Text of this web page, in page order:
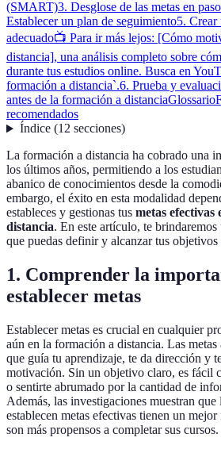
(SMART)3. Desglose de las metas en
Establecer un plan de seguimiento5. Crear
adecuado📺 Para ir más lejos: [Cómo
distancia], una análisis completo sobre
durante tus estudios online. Busca en
formación a distancia`.6. Prueba y
antes de la formación a distanciaGlossario
recomendados
Índice(12 secciones)
La formación a distancia ha cobrado una
los últimos años, permitiendo a los
abanico de conocimientos desde la
embargo, el éxito en esta modalidad
estableces y gestionas tus metas efectivas
distancia. En este artículo, te
que puedas definir y alcanzar tus objetivos
1. Comprender la
establecer metas
Establecer metas es crucial en cualquier
aún en la formación a distancia. Las
que guía tu aprendizaje, te da dirección y
motivación. Sin un objetivo claro, es fácil
o sentirte abrumado por la cantidad de
Además, las investigaciones muestran que
establecen metas efectivas tienen un
son más propensos a completar sus cursos.